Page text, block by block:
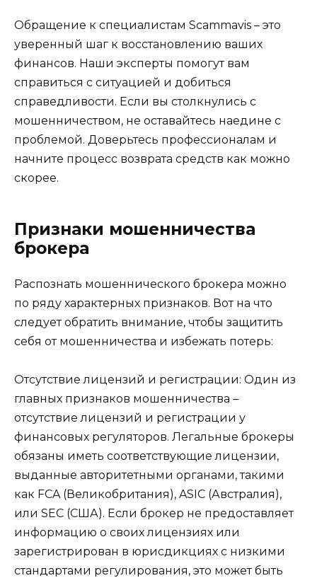
Обращение к специалистам Scammavis – это
уверенный шаг к восстановлению ваших
финансов. Наши эксперты помогут вам
справиться с ситуацией и добиться
справедливости. Если вы столкнулись с
мошенничеством, не оставайтесь наедине с
проблемой. Доверьтесь профессионалам и
начните процесс возврата средств как можно
скорее.
Признаки мошенничества
брокера
Распознать мошеннического брокера можно
по ряду характерных признаков. Вот на что
следует обратить внимание, чтобы защитить
себя от мошенничества и избежать потерь:
Отсутствие лицензий и регистрации: Один из
главных признаков мошенничества –
отсутствие лицензий и регистрации у
финансовых регуляторов. Легальные брокеры
обязаны иметь соответствующие лицензии,
выданные авторитетными органами, такими
как FCA (Великобритания), ASIC (Австралия),
или SEC (США). Если брокер не предоставляет
информацию о своих лицензиях или
зарегистрирован в юрисдикциях с низкими
стандартами регулирования, это может быть